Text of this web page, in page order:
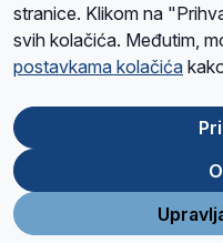
O namaRadio Program
Ova stranica je
Store
stranice. Klikom na
svih kolačića. Međutim,
postavkama kolačića